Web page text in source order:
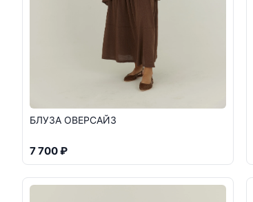
БЛУЗА ОВЕРСАЙЗ
7 700 ₽